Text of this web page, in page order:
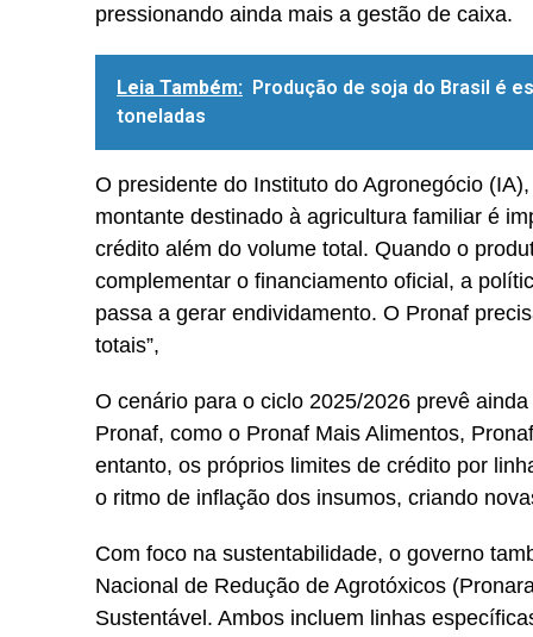
pressionando ainda mais a gestão de caixa.
Leia Também: Produção de soja do Brasil é
toneladas
O presidente do Instituto do Agronegócio
montante destinado à agricultura familiar é
crédito além do volume total. Quando o
complementar o financiamento oficial, a
passa a gerar endividamento. O Pronaf
totais”,
O cenário para o ciclo 2025/2026 prevê
Pronaf, como o Pronaf Mais Alimentos,
entanto, os próprios limites de crédito por
o ritmo de inflação dos insumos, criando
Com foco na sustentabilidade, o governo
Nacional de Redução de Agrotóxicos
Sustentável. Ambos incluem linhas